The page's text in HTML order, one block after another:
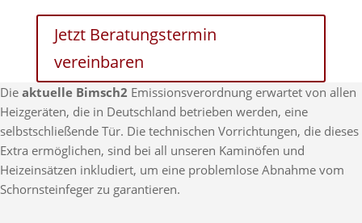
Jetzt Beratungstermin
vereinbaren
Die aktuelle Bimsch2 Emissionsverordnung erwartet von allen
Heizgeräten, die in Deutschland betrieben werden, eine
selbstschließende Tür. Die technischen Vorrichtungen, die dieses
Extra ermöglichen, sind bei all unseren Kaminöfen und
Heizeinsätzen inkludiert, um eine problemlose Abnahme vom
Schornsteinfeger zu garantieren.